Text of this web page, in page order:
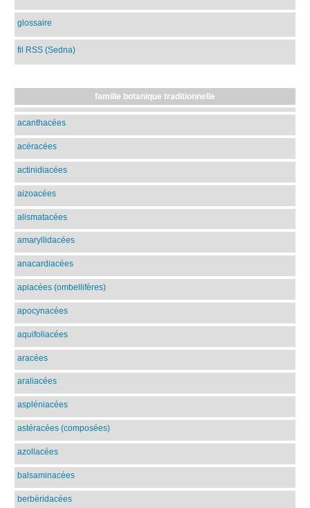
glossaire
fil RSS (Sedna)
famille botanique traditionnelle
acanthacées
acéracées
actinidiacées
aizoacées
alismatacées
amaryllidacées
anacardiacées
apiacées (ombellifères)
apocynacées
aquifoliacées
aracées
araliacées
aspléniacées
astéracées (composées)
azollacées
balsaminacées
berbéridacées